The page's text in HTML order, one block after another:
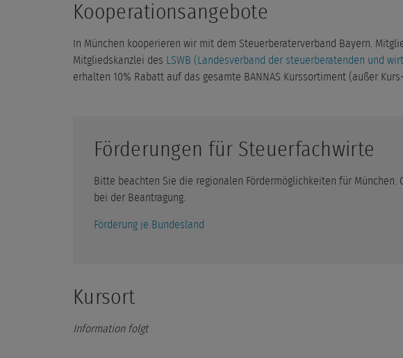
Kooperationsangebote
In München kooperieren wir mit dem Steuerberaterverband Bayern.
Mitgliedskanzlei des LSWB (Landesverband der steuerberatenden und
erhalten 10% Rabatt auf das gesamte BANNAS Kurssortiment (außer
Förderungen für Steuerfachwirte
Bitte beachten Sie die regionalen Fördermöglichkeiten für München.
bei der Beantragung.
Förderung je Bundesland
Kursort
Information folgt